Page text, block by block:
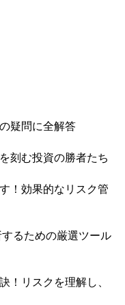
疑問に全解答
刻む投資の勝者たち
！効果的なリスク管
るための厳選ツール
！リスクを理解し、